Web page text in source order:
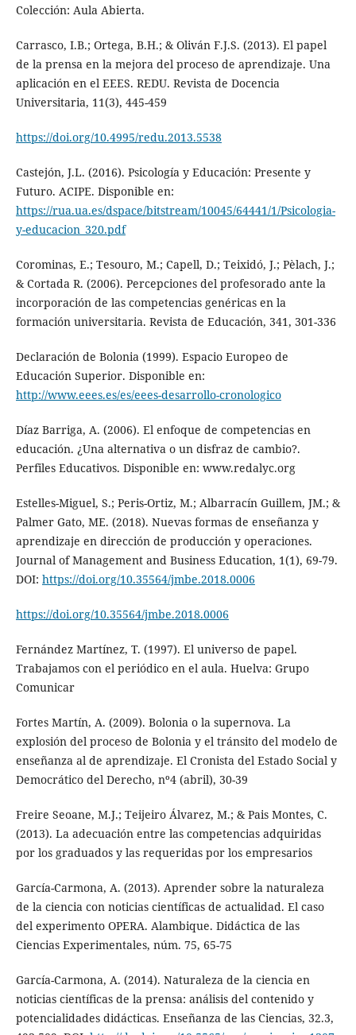
Colección: Aula Abierta.
Carrasco, I.B.; Ortega, B.H.; & Oliván F.J.S. (2013). El papel
de la prensa en la mejora del proceso de aprendizaje. Una
aplicación en el EEES. REDU. Revista de Docencia
Universitaria, 11(3), 445-459
https://doi.org/10.4995/redu.2013.5538
Castejón, J.L. (2016). Psicología y Educación: Presente y
Futuro. ACIPE. Disponible en:
https://rua.ua.es/dspace/bitstream/10045/64441/1/Psicologia-
y-educacion_320.pdf
Corominas, E.; Tesouro, M.; Capell, D.; Teixidó, J.; Pèlach, J.;
& Cortada R. (2006). Percepciones del profesorado ante la
incorporación de las competencias genéricas en la
formación universitaria. Revista de Educación, 341, 301-336
Declaración de Bolonia (1999). Espacio Europeo de
Educación Superior. Disponible en:
http://www.eees.es/es/eees-desarrollo-cronologico
Díaz Barriga, A. (2006). El enfoque de competencias en
educación. ¿Una alternativa o un disfraz de cambio?.
Perfiles Educativos. Disponible en: www.redalyc.org
Estelles-Miguel, S.; Peris-Ortiz, M.; Albarracín Guillem, JM.; &
Palmer Gato, ME. (2018). Nuevas formas de enseñanza y
aprendizaje en dirección de producción y operaciones.
Journal of Management and Business Education, 1(1), 69-79.
DOI: https://doi.org/10.35564/jmbe.2018.0006
https://doi.org/10.35564/jmbe.2018.0006
Fernández Martínez, T. (1997). El universo de papel.
Trabajamos con el periódico en el aula. Huelva: Grupo
Comunicar
Fortes Martín, A. (2009). Bolonia o la supernova. La
explosión del proceso de Bolonia y el tránsito del modelo de
enseñanza al de aprendizaje. El Cronista del Estado Social y
Democrático del Derecho, nº4 (abril), 30-39
Freire Seoane, M.J.; Teijeiro Álvarez, M.; & Pais Montes, C.
(2013). La adecuación entre las competencias adquiridas
por los graduados y las requeridas por los empresarios
García-Carmona, A. (2013). Aprender sobre la naturaleza
de la ciencia con noticias científicas de actualidad. El caso
del experimento OPERA. Alambique. Didáctica de las
Ciencias Experimentales, núm. 75, 65-75
García-Carmona, A. (2014). Naturaleza de la ciencia en
noticias científicas de la prensa: análisis del contenido y
potencialidades didácticas. Enseñanza de las Ciencias, 32.3,